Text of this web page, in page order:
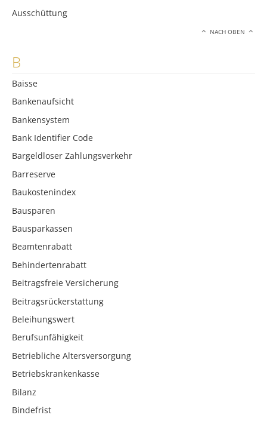
Ausschüttung
NACH OBEN
B
Baisse
Bankenaufsicht
Bankensystem
Bank Identifier Code
Bargeldloser Zahlungsverkehr
Barreserve
Baukostenindex
Bausparen
Bausparkassen
Beamtenrabatt
Behindertenrabatt
Beitragsfreie Versicherung
Beitragsrückerstattung
Beleihungswert
Berufsunfähigkeit
Betriebliche Altersversorgung
Betriebskrankenkasse
Bilanz
Bindefrist